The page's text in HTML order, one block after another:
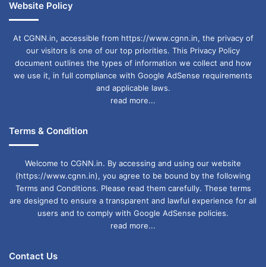
Website Policy
At CGNN.in, accessible from https://www.cgnn.in, the privacy of
our visitors is one of our top priorities. This Privacy Policy
document outlines the types of information we collect and how
we use it, in full compliance with Google AdSense requirements
and applicable laws.
read more...
Terms & Condition
Welcome to CGNN.in. By accessing and using our website
(https://www.cgnn.in), you agree to be bound by the following
Terms and Conditions. Please read them carefully. These terms
are designed to ensure a transparent and lawful experience for all
users and to comply with Google AdSense policies.
read more...
Contact Us